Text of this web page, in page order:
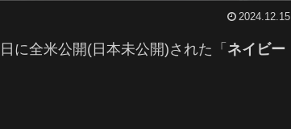
2024.12.15
に全米公開(日本未公開)された「 ネイビー